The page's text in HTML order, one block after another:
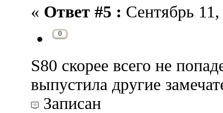
« Ответ #5 : Сентябрь
0
S80 скорее всего не
выпустила другие
Записан